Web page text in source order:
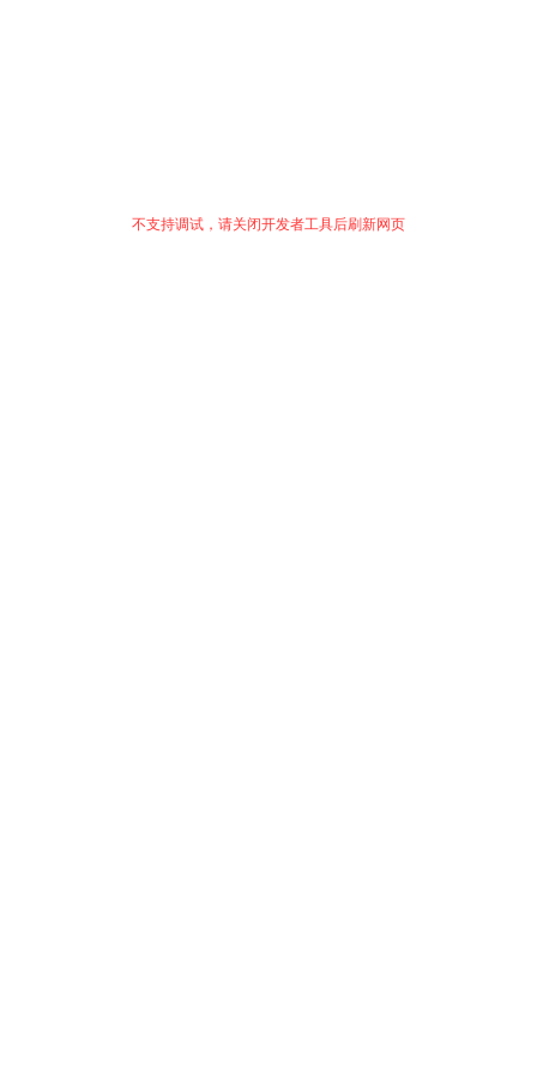
不支持调试，请关闭开发者工具后刷新网页